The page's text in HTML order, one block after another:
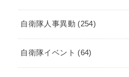
自衛隊人事異動 (254)
自衛隊イベント (64)